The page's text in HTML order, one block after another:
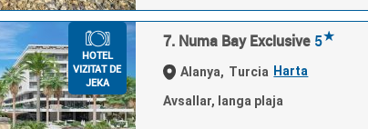
HOTEL
VIZITAT DE
JEKA
7. Numa Bay Exclusive 5★
Alanya, Turcia Harta
Avsallar, langa plaja